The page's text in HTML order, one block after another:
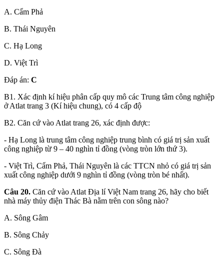
A. Cẩm Phả
B. Thái Nguyên
C. Hạ Long
D. Việt Trì
Đáp án: C
B1. Xác định kí hiệu phân cấp quy mô các Trung tâm công nghiệp
ở Atlat trang 3 (Kí hiệu chung), có 4 cấp độ
B2. Căn cứ vào Atlat trang 26, xác định được:
- Hạ Long là trung tâm công nghiệp trung bình có giá trị sản xuất
công nghiệp từ 9 – 40 nghìn tỉ đồng (vòng tròn lớn thứ 3).
- Việt Trì, Cẩm Phả, Thái Nguyên là các TTCN nhỏ có giá trị sản
xuất công nghiệp dưới 9 nghìn tỉ đồng (vòng tròn bé nhất).
Câu 20. Căn cứ vào Atlat Địa lí Việt Nam trang 26, hãy cho biết
nhà máy thủy điện Thác Bà nằm trên con sông nào?
A. Sông Gâm
B. Sông Chảy
C. Sông Đà